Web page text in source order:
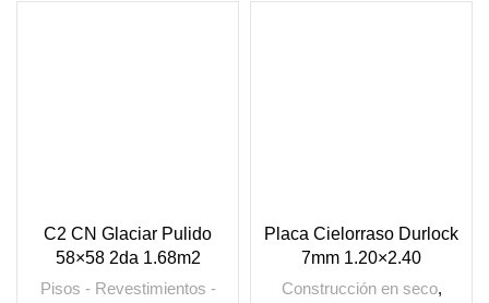
C2 CN Glaciar Pulido
58×58 2da 1.68m2
Pisos - Revestimientos -
Placa Cielorraso Durlock
7mm 1.20×2.40
Construcción en seco,